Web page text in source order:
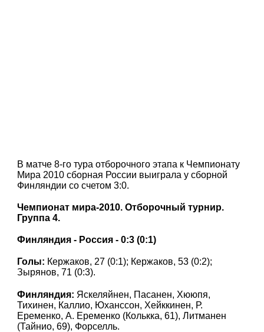
В матче 8-го тура отборочного этапа к Чемпионату
Мира 2010 сборная России выиграла у сборной
Финляндии со счетом 3:0.
Чемпионат мира-2010. Отборочный турнир.
Группа 4.
Финляндия - Россия - 0:3 (0:1)
Голы: Кержаков, 27 (0:1); Кержаков, 53 (0:2);
Зырянов, 71 (0:3).
Финляндия: Яскеляйнен, Пасанен, Хююпя,
Тихинен, Каллио, Юханссон, Хейккинен, Р.
Еременко, А. Еременко (Колькка, 61), Литманен
(Тайнио, 69), Форселль.